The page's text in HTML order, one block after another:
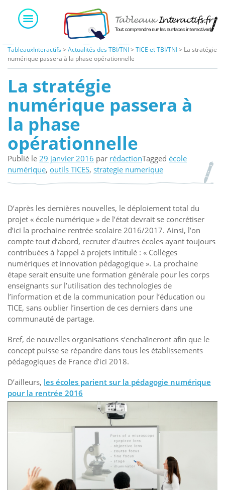
content
TableauxInteractifs > Actualités des TBI/TNI> TICE et TBI/TNI> La stratégie
numérique passera à la phase opérationnelle
La stratégie
numérique passera à
la phase
opérationnelle
Publié le 29 janvier 2016 par rédactionTagged école
numérique, outils TICES, strategie numerique
D’après les dernières nouvelles, le déploiement total du
projet « école numérique » de l’état devrait se concrétiser
d’ici la prochaine rentrée scolaire 2016/2017. Ainsi, l’on
compte tout d’abord, recruter d’autres écoles ayant toujours
contribuées à l’appel à projets intitulé : « Collèges
numériques et innovation pédagogique ». La prochaine
étape serait ensuite une formation générale pour les corps
enseignants sur l’utilisation des technologies de
l’information et de la communication pour l’éducation ou
TICE, sans oublier l’insertion de ces derniers dans une
communauté de partage.
Bref, de nouvelles organisations s’enchaîneront afin que le
concept puisse se répandre dans tous les établissements
pédagogiques de France d’ici 2018.
D’ailleurs, les écoles parient sur la pédagogie numérique
pour la rentrée 2016